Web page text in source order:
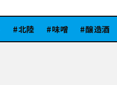
北陸 味噌 醸造酒